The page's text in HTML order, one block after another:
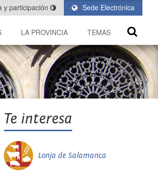
Sede Electrónica
y participación
LA PROVINCIA TEMAS
Te interesa
Lonja de Salamanca